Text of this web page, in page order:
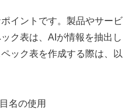
イントです。製品やサービ
ク表は、AIが情報を抽出し
ック表を作成する際は、以
名の使用